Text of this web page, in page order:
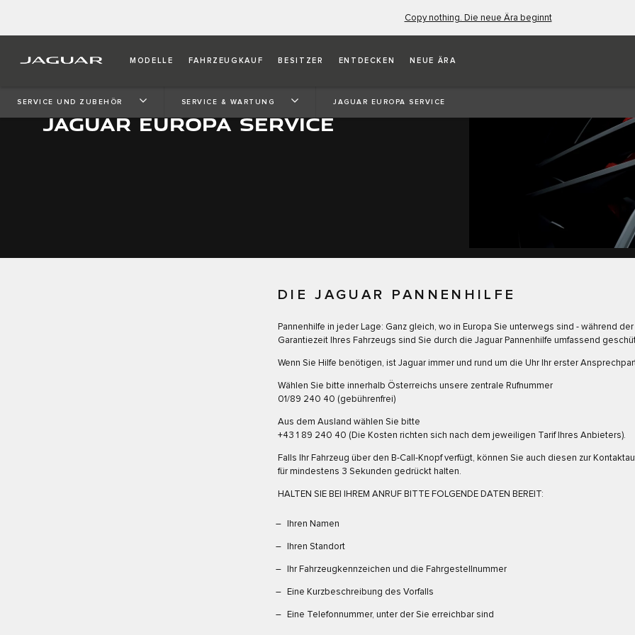
Copy nothing. Die neue Ära beginnt
MODELLE FAHRZEUGKAUF BESITZER ENTDECKEN NEUE ÄRA
SERVICE UND ZUBEHÖR SERVICE & WARTUNG JAGUAR EUROPA SERVICE
JAGUAR EUROPA SERVICE
DIE JAGUAR PANNENHILFE
Pannenhilfe in jeder Lage: Ganz gleich, wo in Europa Sie unterwegs sind - während der
Garantiezeit Ihres Fahrzeugs sind Sie durch die Jaguar Pannenhilfe umfassend
Wenn Sie Hilfe benötigen, ist Jaguar immer und rund um die Uhr Ihr erster
Wählen Sie bitte innerhalb Österreichs unsere zentrale Rufnummer
01/89 240 40 (gebührenfrei)
Aus dem Ausland wählen Sie bitte
+43 1 89 240 40 (Die Kosten richten sich nach dem jeweiligen Tarif Ihres Anbieters).
Falls Ihr Fahrzeug über den B-Call-Knopf verfügt, können Sie auch diesen zur
für mindestens 3 Sekunden gedrückt halten.
HALTEN SIE BEI IHREM ANRUF BITTE FOLGENDE DATEN BEREIT:
Ihren Namen
Ihren Standort
Ihr Fahrzeugkennzeichen und die Fahrgestellnummer
Eine Kurzbeschreibung des Vorfalls
Eine Telefonnummer, unter der Sie erreichbar sind